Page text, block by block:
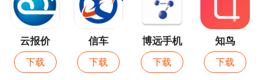
云报价
下载
信车
下载
博远手机
销售管理
系统
下载
知鸟
下载